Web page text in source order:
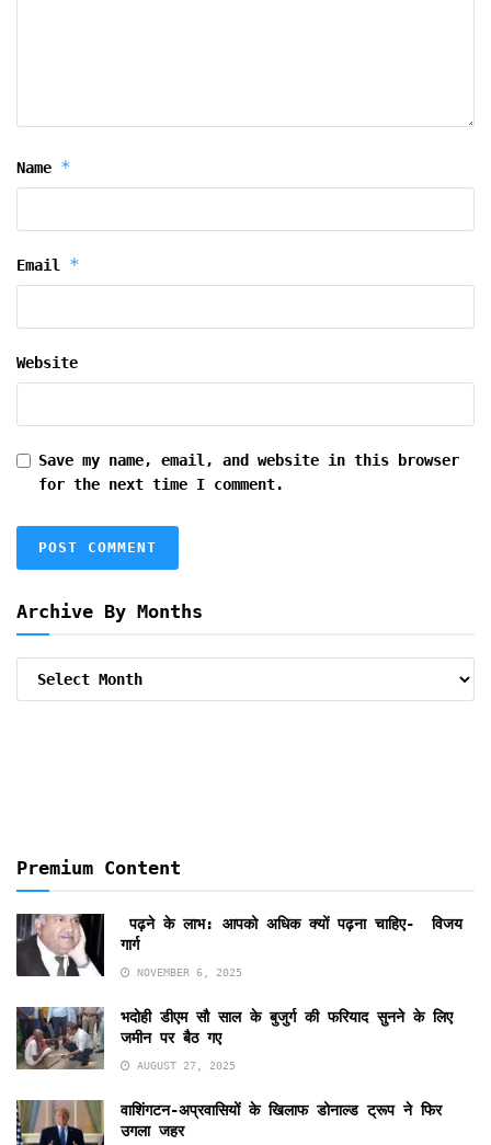
Name *
Email *
Website
Save my name, email, and website in this browser
for the next time I comment.
Archive By Months
Premium Content
पढ़ने के लाभ: आपको अधिक क्यों पढ़ना चाहिए- विजय
गार्ग
NOVEMBER 6, 2025
भदोही डीएम सौ साल के बुजुर्ग की फरियाद सुनने के लिए
जमीन पर बैठ गए
AUGUST 27, 2025
वाशिंगटन-अप्रवासियों के खिलाफ डोनाल्ड ट्रूप ने फिर
उगला जहर